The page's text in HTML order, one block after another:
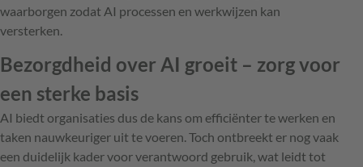
waarborgen zodat AI processen en werkwijzen kan
versterken.
Bezorgdheid over AI groeit – zorg voor
een sterke basis
AI biedt organisaties dus de kans om efficiënter te werken en
taken nauwkeuriger uit te voeren. Toch ontbreekt er nog vaak
een duidelijk kader voor verantwoord gebruik, wat leidt tot